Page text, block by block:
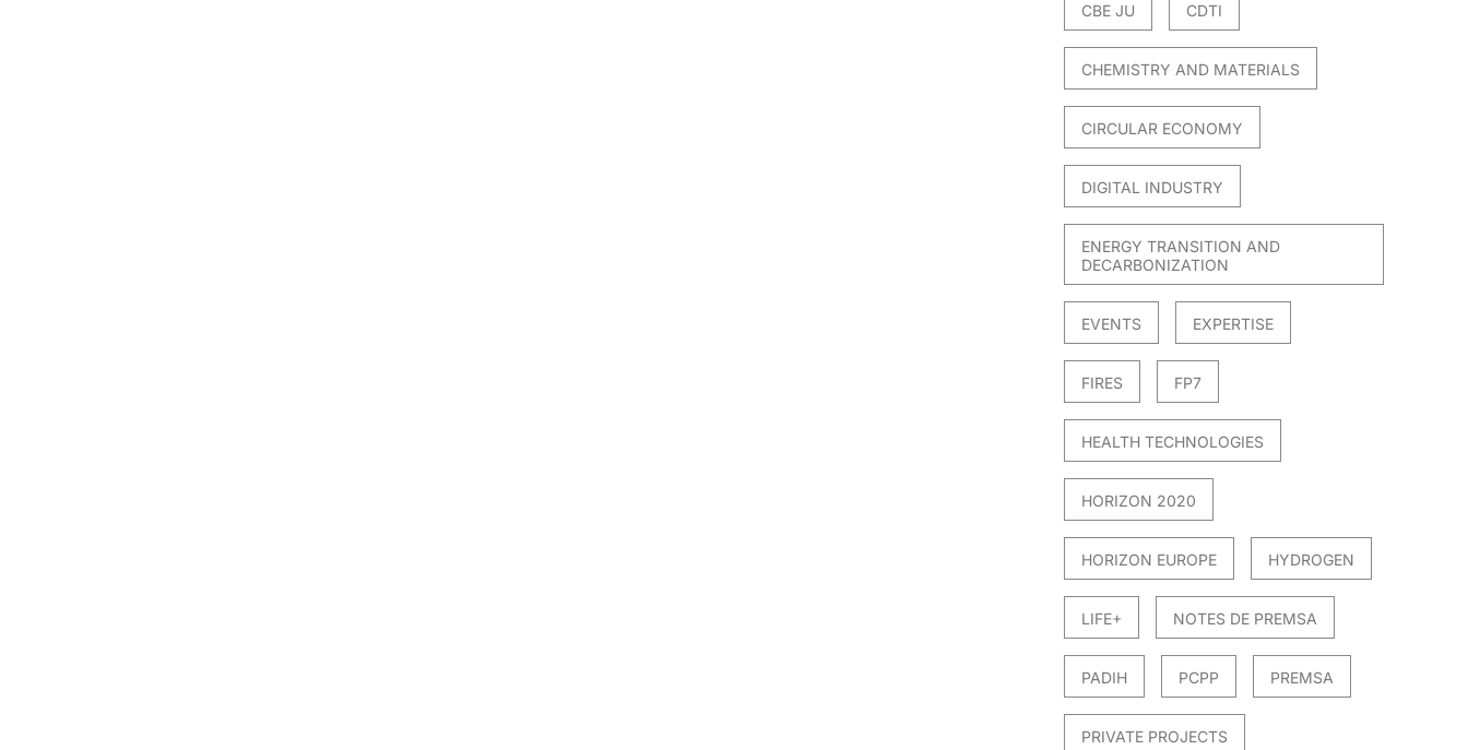
CBE JU CDTI
CHEMISTRY AND MATERIALS
CIRCULAR ECONOMY
DIGITAL INDUSTRY
ENERGY TRANSITION AND
DECARBONIZATION
EVENTS EXPERTISE
FIRES FP7
HEALTH TECHNOLOGIES
HORIZON 2020
HORIZON EUROPE HYDROGEN
LIFE+ NOTES DE PREMSA
PADIH PCPP PREMSA
PRIVATE PROJECTS